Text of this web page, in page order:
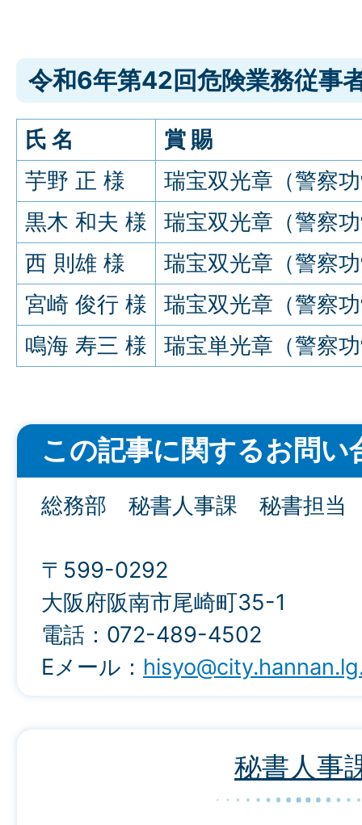
令和6年第42回危険業務従事
氏 名
賞 賜
芋野 正 様
瑞宝双光章（警察
黒木 和夫 様
瑞宝双光章（警察
西 則雄 様
瑞宝双光章（警察
宮崎 俊行 様
瑞宝双光章（警察
鳴海 寿三 様
瑞宝単光章（警察
この記事に関するお問い
総務部 秘書人事課 秘書担当
〒599-0292
大阪府阪南市尾崎町35-1
電話：072-489-4502
Eメール：
秘書人事